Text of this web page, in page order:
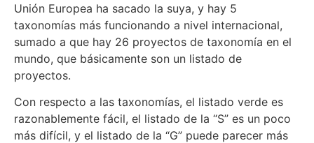
Unión Europea ha sacado la suya, y hay 5
taxonomías más funcionando a nivel internacional,
sumado a que hay 26 proyectos de taxonomía en el
mundo, que básicamente son un listado de
proyectos.
Con respecto a las taxonomías, el listado verde es
razonablemente fácil, el listado de la “S” es un poco
más difícil, y el listado de la “G” puede parecer más